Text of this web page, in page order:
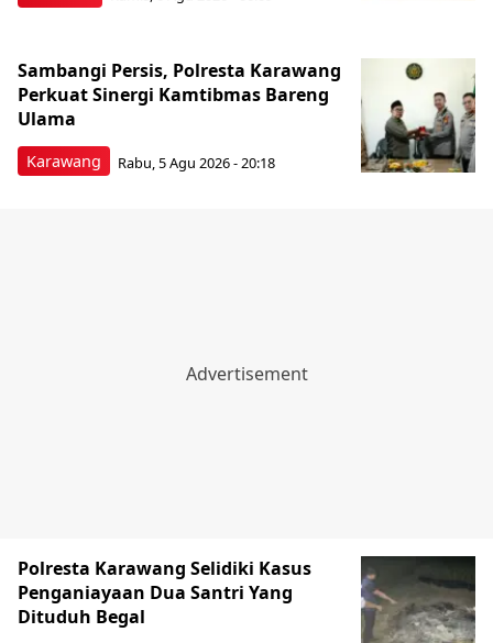
Karawang
Sambangi Persis, Polresta Karawang
Perkuat Sinergi Kamtibmas Bareng
Ulama
Rabu, 5 Agu 2026 - 20:18
Polresta Karawang Selidiki Kasus
Penganiayaan Dua Santri Yang
Dituduh Begal